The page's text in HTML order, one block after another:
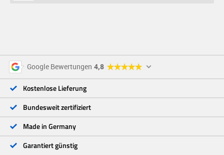
Google Bewertungen 4,8
4 Sterne
3 Sterne
<1 %
2 Sterne
1 Stern
<1 %
Kostenlose Lieferung
Bundesweit zertifiziert
Made in Germany
Garantiert günstig